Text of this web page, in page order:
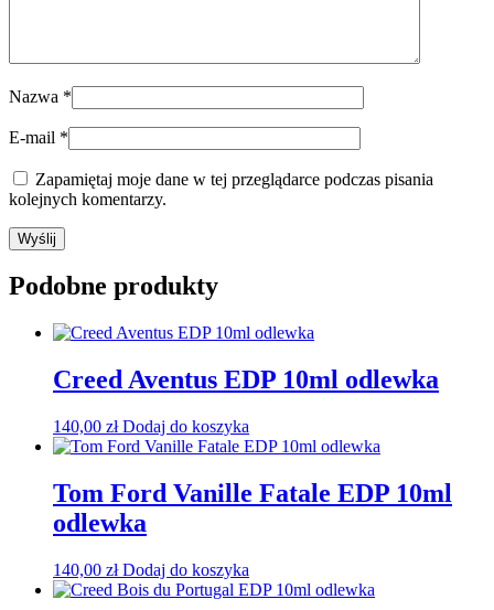
Nazwa *
E-mail *
Zapamiętaj moje dane w tej przeglądarce podczas pisania
kolejnych komentarzy.
Podobne produkty
Creed Aventus EDP 10ml odlewka
140,00 zł Dodaj do koszyka
Tom Ford Vanille Fatale EDP 10ml
odlewka
140,00 zł Dodaj do koszyka